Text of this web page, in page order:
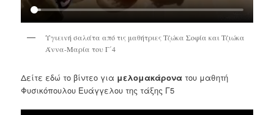
Υγιεινή σαλάτα από τις μαθήτριες Τζώκα Σοφία και Τζιώκα
Άννα-Μαρία του Γ΄4
Δείτε εδώ το βίντεο για μελομακάρονα του μαθητή
Φυσικόπουλου Ευάγγελου της τάξης Γ5